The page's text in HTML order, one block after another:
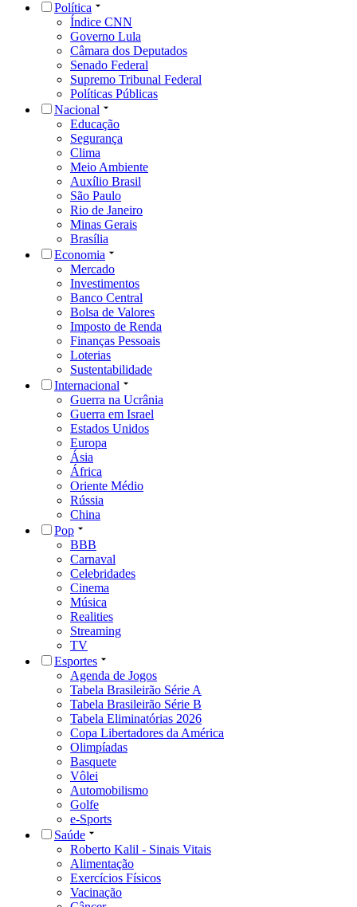
Política
Índice CNN
Governo Lula
Câmara dos Deputados
Senado Federal
Supremo Tribunal Federal
Políticas Públicas
Nacional
Educação
Segurança
Clima
Meio Ambiente
Auxílio Brasil
São Paulo
Rio de Janeiro
Minas Gerais
Brasília
Economia
Mercado
Investimentos
Banco Central
Bolsa de Valores
Imposto de Renda
Finanças Pessoais
Loterias
Sustentabilidade
Internacional
Guerra na Ucrânia
Guerra em Israel
Estados Unidos
Europa
Ásia
África
Oriente Médio
Rússia
China
Pop
BBB
Carnaval
Celebridades
Cinema
Música
Realities
Streaming
TV
Esportes
Agenda de Jogos
Tabela Brasileirão Série A
Tabela Brasileirão Série B
Tabela Eliminatórias 2026
Copa Libertadores da América
Olimpíadas
Basquete
Vôlei
Automobilismo
Golfe
e-Sports
Saúde
Roberto Kalil - Sinais Vitais
Alimentação
Exercícios Físicos
Vacinação